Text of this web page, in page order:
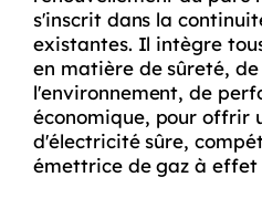
s'inscrit dans la
existantes. Il intègre
en matière de sûreté,
l'environnement, de
économique, pour offrir
d'électricité sûre,
émettrice de gaz à effet